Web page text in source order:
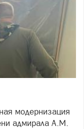
модернизация
адмирала А.М.